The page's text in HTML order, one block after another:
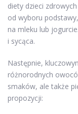
diety dzieci
od wyboru
na mleku lub
i sycąca.
Następnie,
różnorodnych
smaków, ale także
propozycji: